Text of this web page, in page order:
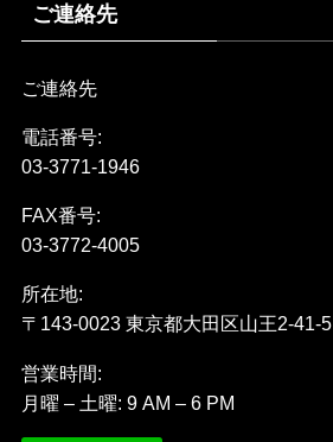
ご連絡先
ご連絡先
電話番号:
03-3771-1946
FAX番号:
03-3772-4005
所在地:
〒143-0023 東京都大田区山王2-41-5
営業時間:
月曜 – 土曜: 9 AM – 6 PM